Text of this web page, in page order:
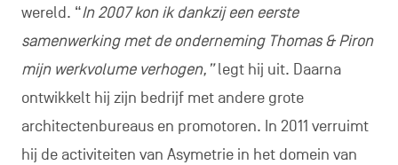
wereld. “In 2007 kon ik dankzij een eerste
samenwerking met de onderneming Thomas & Piron
mijn werkvolume verhogen,”legt hij uit. Daarna
ontwikkelt hij zijn bedrijf met andere grote
architectenbureaus en promotoren. In 2011 verruimt
hij de activiteiten van Asymetrie in het domein van